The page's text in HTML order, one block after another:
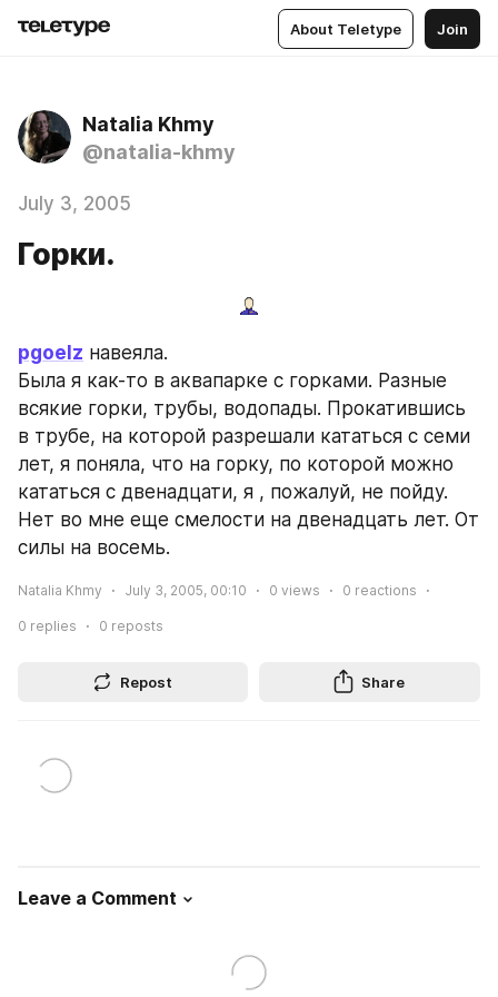
About Teletype Join
Natalia Khmy
@natalia-khmy
July 3, 2005
Горки.
pgoelz навеяла.
Была я как-то в аквапарке с горками. Разные
всякие горки, трубы, водопады. Прокатившись
в трубе, на которой разрешали кататься с семи
лет, я поняла, что на горку, по которой можно
кататься с двенадцати, я , пожалуй, не пойду.
Нет во мне еще смелости на двенадцать лет. От
силы на восемь.
Natalia Khmy July 3, 2005, 00:10 0 views 0 reactions
0 replies 0 reposts
Repost Share
Leave a Comment